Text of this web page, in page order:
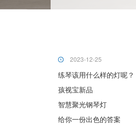
2023-12-25
练琴该用什么样的灯呢？
孩视宝新品
智慧聚光钢琴灯
给你一份出色的答案